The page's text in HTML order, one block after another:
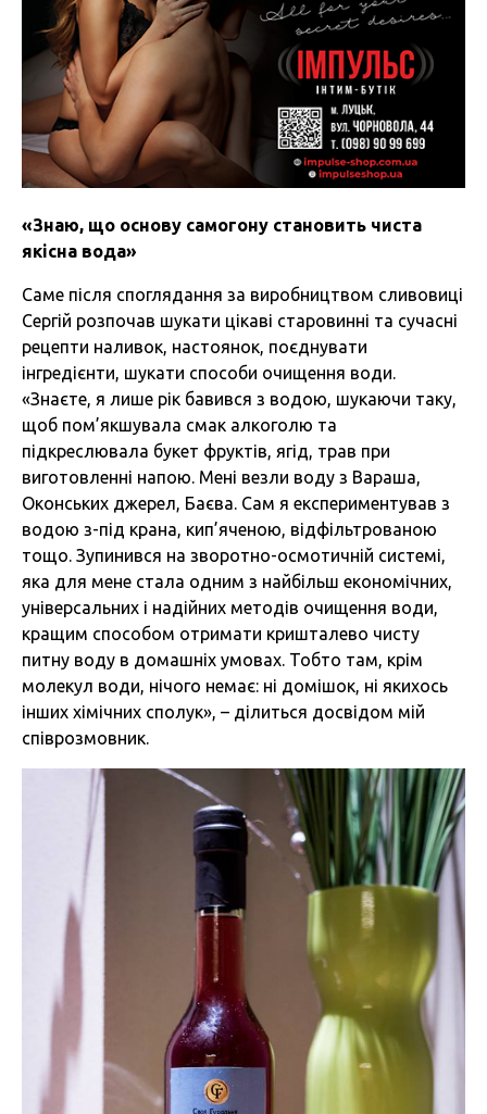
«Знаю, що основу самогону становить чиста
якісна вода»
Саме після споглядання за виробництвом сливовиці
Сергій розпочав шукати цікаві старовинні та сучасні
рецепти наливок, настоянок, поєднувати
інгредієнти, шукати способи очищення води.
«Знаєте, я лише рік бавився з водою, шукаючи таку,
щоб пом’якшувала смак алкоголю та
підкреслювала букет фруктів, ягід, трав при
виготовленні напою. Мені везли воду з Вараша,
Оконських джерел, Баєва. Сам я експериментував з
водою з-під крана, кип’яченою, відфільтрованою
тощо. Зупинився на зворотно-осмотичній системі,
яка для мене стала одним з найбільш економічних,
універсальних і надійних методів очищення води,
кращим способом отримати кришталево чисту
питну воду в домашніх умовах. Тобто там, крім
молекул води, нічого немає: ні домішок, ні якихось
інших хімічних сполук», – ділиться досвідом мій
співрозмовник.